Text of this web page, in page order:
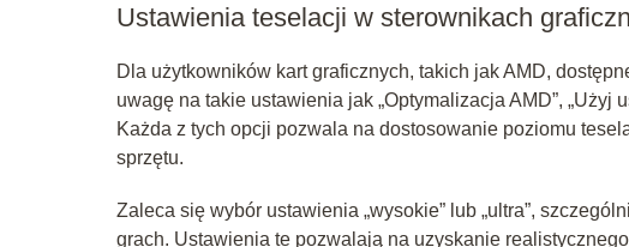
Ustawienia teselacji w sterownikach
Dla użytkowników kart graficznych, takich jak AMD,
uwagę na takie ustawienia jak „Optymalizacja AMD”, „Użyj
Każda z tych opcji pozwala na dostosowanie poziomu
sprzętu.
Zaleca się wybór ustawienia „wysokie” lub „ultra”,
grach. Ustawienia te pozwalają na uzyskanie